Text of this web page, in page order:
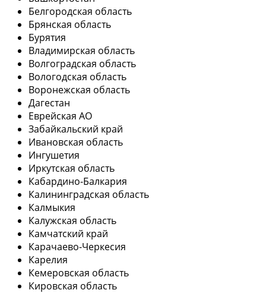
Белгородская область
Брянская область
Бурятия
Владимирская область
Волгоградская область
Вологодская область
Воронежская область
Дагестан
Еврейская АО
Забайкальский край
Ивановская область
Ингушетия
Иркутская область
Кабардино-Балкария
Калининградская область
Калмыкия
Калужская область
Камчатский край
Карачаево-Черкесия
Карелия
Кемеровская область
Кировская область